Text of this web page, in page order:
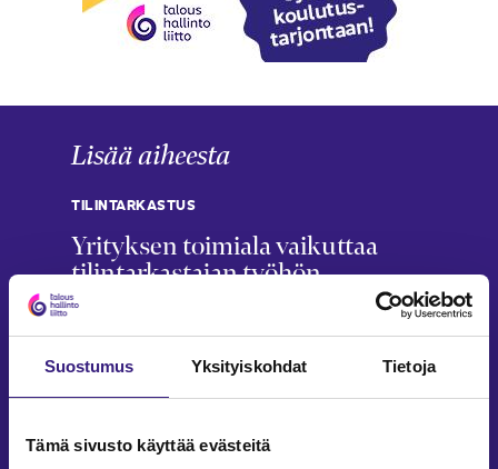
Suostumus Yksityiskohdat Tietoja
Tämä sivusto käyttää evästeitä
Lisää aiheesta
TILINTARKASTUS
Yrityksen toimiala vaikuttaa
tilintarkastajan työhön
Saila Vartia
TILINTARKASTUS
Tilin­tarkastuspöytäkirja tutuksi
Jarkko Raitio
6 min